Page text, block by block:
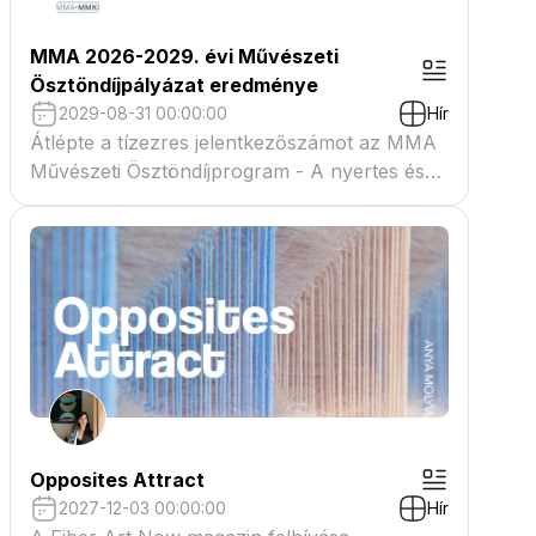
MMA 2026-2029. évi Művészeti
Ösztöndíjpályázat eredménye
2029-08-31 00:00:00 Hír
Átlépte a tízezres jelentkezőszámot az MMA
Művészeti Ösztöndíjprogram - A nyertes és
tartaléklistás pályázók névsora megtekinthető
a csatolmányban
Opposites Attract
2027-12-03 00:00:00 Hír